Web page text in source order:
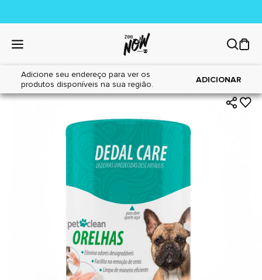
Adicione seu endereço para ver os
produtos disponíveis na sua região.
ADICIONAR
Home|Cães|Higiene